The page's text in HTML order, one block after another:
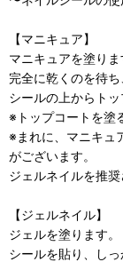
【マニキュア】
マニキュアを塗りま
完全に乾くのを待
シールの上からトッ
※トップコートを塗
※まれに、マニキュ
がございます。
ジェルネイルを推奨
【ジェルネイル】
ジェルを塗ります。
シールを貼り、しっ